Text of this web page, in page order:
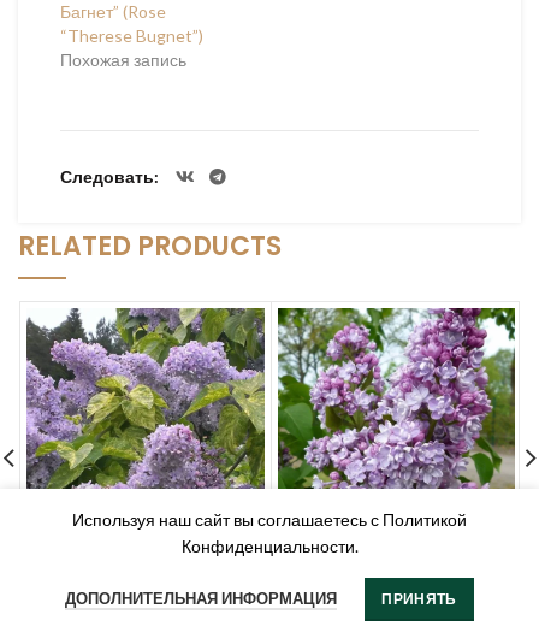
высокая.
живая изгородь,
аллейная посадка.
Багнет” (Rose
“Therese Bugnet”)
Похожая запись
Следовать
RELATED PRODUCTS
“Аукубафолия” (Syringa
vulgaris “Aucubaefolia”)
“Монтень” (Siringa vulgaris
“Montaigne”)
Используя наш сайт вы соглашаетесь с Политикой
Конфиденциальности.
ДОПОЛНИТЕЛЬНАЯ ИНФОРМАЦИЯ ПРИНЯТЬ